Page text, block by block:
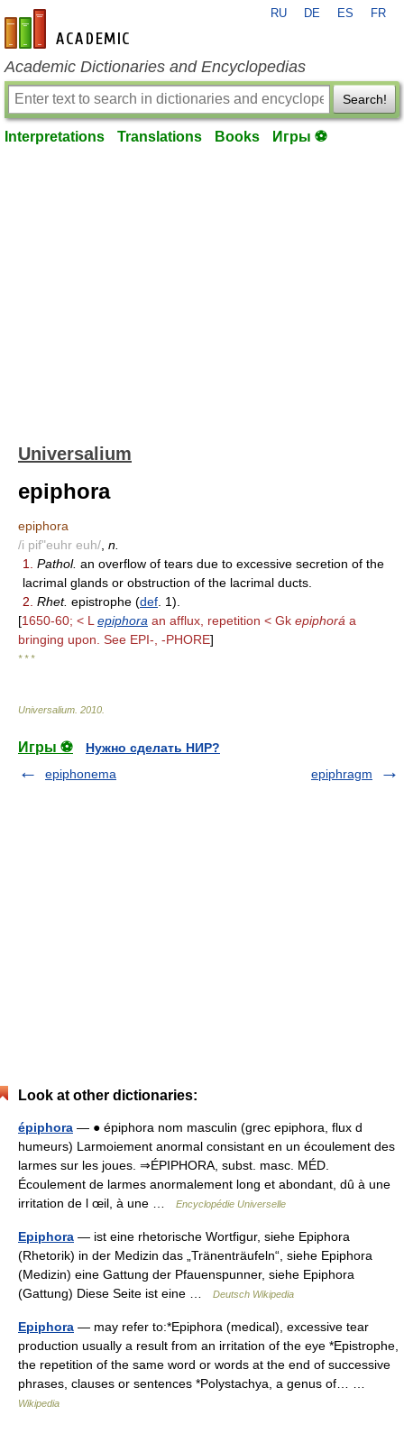
en-academic.com
RU DE ES FR
Academic Dictionaries and Encyclopedias
Search!
Interpretations Translations Books Игры ⚽
Universalium
epiphora
epiphora
/i pif"euhr euh/ n.
1.
Pathol. an overflow of tears due to excessive secretion of the
lacrimal glands or obstruction of the lacrimal ducts.
2. Rhet. epistrophe (def . 1).
[1650-60; < L epiphora an afflux, repetition < Gk epiphorá a
bringing upon. See EPI-, -PHORE]
* * *
Universalium 2010
Игры ⚽
Нужно сделать НИР?
epiphonema
epiphragm
Look at other dictionaries:
épiphora — ● épiphora nom masculin (grec epiphora, flux d
humeurs) Larmoiement anormal consistant en un écoulement des
larmes sur les joues. ⇒ÉPIPHORA, subst. masc. MÉD.
Écoulement de larmes anormalement long et abondant, dû à une
irritation de l œil, à une …
Encyclopédie Universelle
Epiphora — ist eine rhetorische Wortfigur, siehe Epiphora
(Rhetorik) in der Medizin das „Tränenträufeln“, siehe Epiphora
(Medizin) eine Gattung der Pfauenspunner, siehe Epiphora
(Gattung) Diese Seite ist eine …
Deutsch Wikipedia
Epiphora — may refer to:*Epiphora (medical), excessive tear
production usually a result from an irritation of the eye *Epistrophe,
the repetition of the same word or words at the end of successive
phrases, clauses or sentences *Polystachya, a genus of… …
Wikipedia